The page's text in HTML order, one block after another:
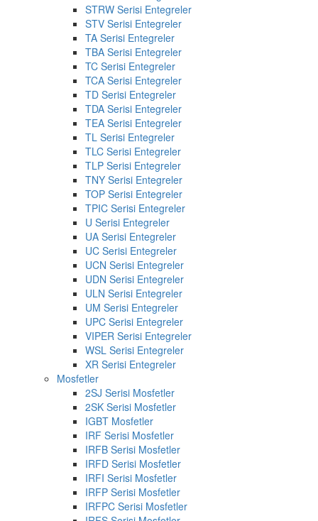
STRW Serisi Entegreler
STV Serisi Entegreler
TA Serisi Entegreler
TBA Serisi Entegreler
TC Serisi Entegreler
TCA Serisi Entegreler
TD Serisi Entegreler
TDA Serisi Entegreler
TEA Serisi Entegreler
TL Serisi Entegreler
TLC Serisi Entegreler
TLP Serisi Entegreler
TNY Serisi Entegreler
TOP Serisi Entegreler
TPIC Serisi Entegreler
U Serisi Entegreler
UA Serisi Entegreler
UC Serisi Entegreler
UCN Serisi Entegreler
UDN Serisi Entegreler
ULN Serisi Entegreler
UM Serisi Entegreler
UPC Serisi Entegreler
VIPER Serisi Entegreler
WSL Serisi Entegreler
XR Serisi Entegreler
Mosfetler
2SJ Serisi Mosfetler
2SK Serisi Mosfetler
IGBT Mosfetler
IRF Serisi Mosfetler
IRFB Serisi Mosfetler
IRFD Serisi Mosfetler
IRFI Serisi Mosfetler
IRFP Serisi Mosfetler
IRFPC Serisi Mosfetler